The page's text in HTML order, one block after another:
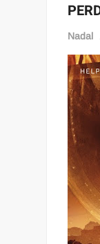
Nadal